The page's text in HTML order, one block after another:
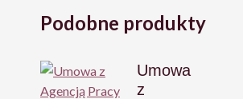
Podobne produkty
Umowa
z